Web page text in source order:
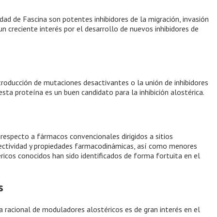
de Fascina son potentes inhibidores de la migración, invasión
creciente interés por el desarrollo de nuevos inhibidores de
de mutaciones desactivantes o la unión de inhibidores
proteína es un buen candidato para la inhibición alostérica.
a fármacos convencionales dirigidos a sitios
y propiedades farmacodinámicas, así como menores
conocidos han sido identificados de forma fortuita en el
de moduladores alostéricos es de gran interés en el